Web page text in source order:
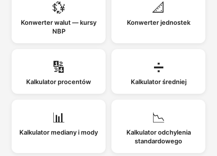
💱
Konwerter walut — kursy
NBP
📐
Konwerter jednostek
🔢
Kalkulator procentów
➗
Kalkulator średniej
📊
Kalkulator mediany i mody
📉
Kalkulator odchylenia
standardowego